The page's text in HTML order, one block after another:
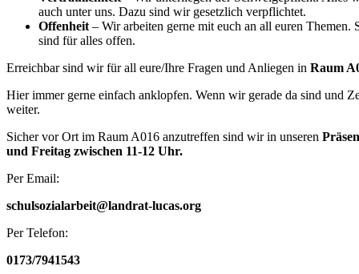
auch unter uns. Dazu sind wir gesetzlich verpflichtet.
Offenheit – Wir arbeiten gerne mit euch an all euren Themen.
sind für alles offen.
Erreichbar sind wir für all eure/Ihre Fragen und Anliegen in Raum
Hier immer gerne einfach anklopfen. Wenn wir gerade da sind und
weiter.
Sicher vor Ort im Raum A016 anzutreffen sind wir in unseren
und Freitag zwischen 11-12 Uhr.
Per Email:
schulsozialarbeit@landrat-lucas.org
Per Telefon:
0173/7941543